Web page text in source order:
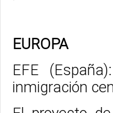
EUROPA
EFE
inmigración